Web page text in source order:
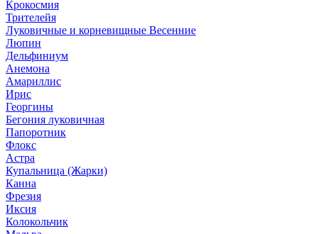
Крокосмия
Трителейя
Луковичные и корневищные Весенние
Люпин
Дельфиниум
Анемона
Амариллис
Ирис
Георгины
Бегония луковичная
Папоротник
Флокс
Астра
Купальница (Жарки)
Канна
Фрезия
Иксия
Колокольчик